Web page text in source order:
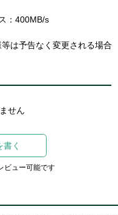
：400MB/s
は予告なく変更される場合
せん
く
ビュー可能です